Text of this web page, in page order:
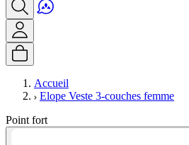
Accueil
Elope Veste 3-couches femme
Point fort